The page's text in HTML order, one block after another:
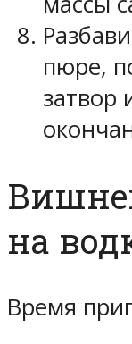
пюре,
затвор
на
Время